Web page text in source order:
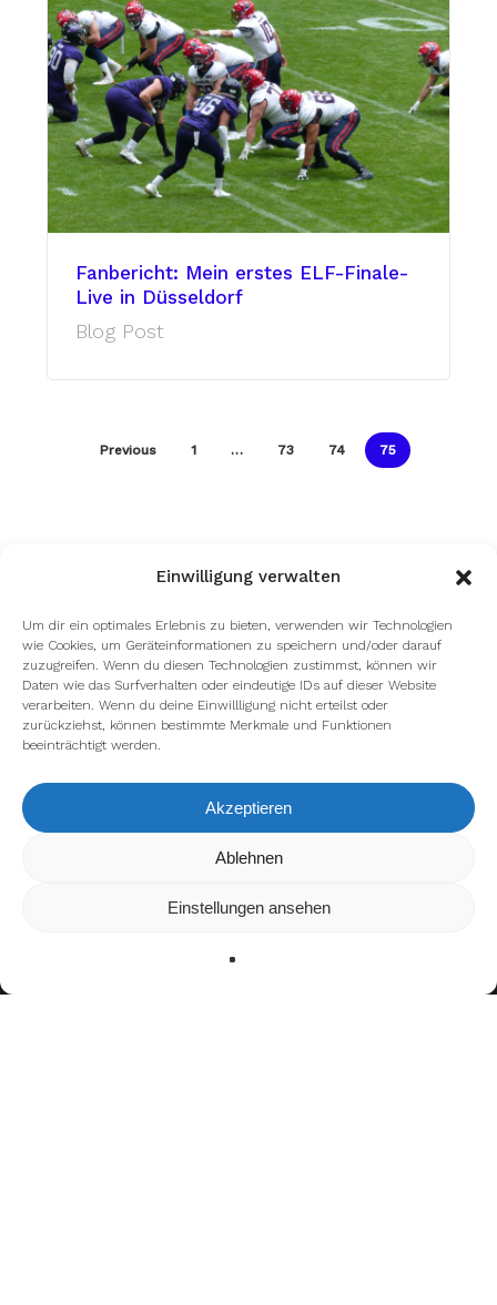
Einwilligung verwalten
Um dir ein optimales Erlebnis zu bieten, verwenden wir Technologien
wie Cookies, um Geräteinformationen zu speichern und/oder darauf
zuzugreifen. Wenn du diesen Technologien zustimmst, können wir
Daten wie das Surfverhalten oder eindeutige IDs auf dieser Website
verarbeiten. Wenn du deine Einwillligung nicht erteilst oder
zurückziehst, können bestimmte Merkmale und Funktionen
beeinträchtigt werden.
Akzeptieren
Ablehnen
Einstellungen ansehen
Fanbericht: Mein erstes ELF-Finale-
Live in Düsseldorf
Blog Post
Previous 1 … 73 74 75
Wir verwenden Cookies, um dir die bestmögliche Erfahrung auf
kannst du erfahren, welche Cookies wir
verwenden oder sie ausschalten.